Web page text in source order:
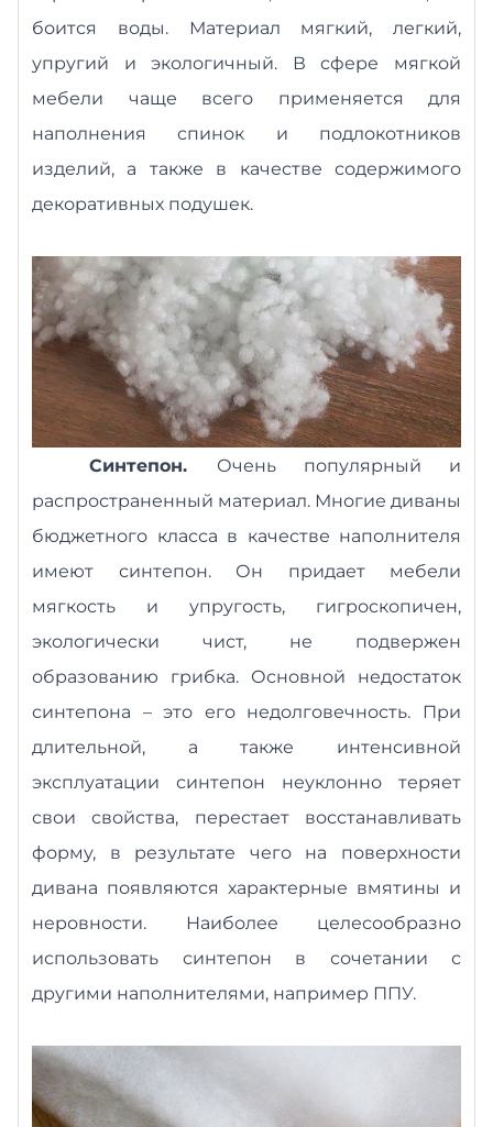
боится воды. Материал мягкий, легкий,
упругий и экологичный. В сфере мягкой
мебели чаще всего применяется для
наполнения спинок и подлокотников
изделий, а также в качестве содержимого
декоративных подушек.
Синтепон. Очень популярный и
распространенный материал. Многие диваны
бюджетного класса в качестве наполнителя
имеют синтепон. Он придает мебели
мягкость и упругость, гигроскопичен,
экологически чист, не подвержен
образованию грибка. Основной недостаток
синтепона – это его недолговечность. При
длительной, а также интенсивной
эксплуатации синтепон неуклонно теряет
свои свойства, перестает восстанавливать
форму, в результате чего на поверхности
дивана появляются характерные вмятины и
неровности. Наиболее целесообразно
использовать синтепон в сочетании с
другими наполнителями, например ППУ.